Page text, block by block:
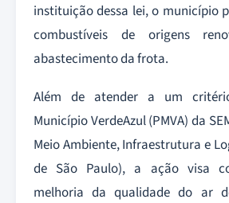
instituição dessa lei, o município
combustíveis de origens
abastecimento da frota.
Além de atender a um
Município VerdeAzul (PMVA) da
Meio Ambiente, Infraestrutura e
de São Paulo), a ação visa
melhoria da qualidade do ar